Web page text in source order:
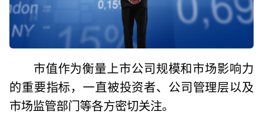
市值作为衡量上市公司规模和市场影响力
的重要指标，一直被投资者、公司管理层以及
市场监管部门等各方密切关注。